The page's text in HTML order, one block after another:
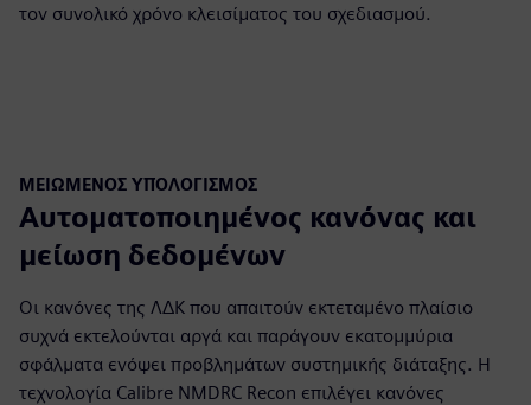
τον συνολικό χρόνο κλεισίματος του σχεδιασμού.
ΜΕΙΩΜΈΝΟΣ ΥΠΟΛΟΓΙΣΜΌΣ
Αυτοματοποιημένος κανόνας και
μείωση δεδομένων
Οι κανόνες της ΛΔΚ που απαιτούν εκτεταμένο πλαίσιο
συχνά εκτελούνται αργά και παράγουν εκατομμύρια
σφάλματα ενόψει προβλημάτων συστημικής διάταξης. Η
τεχνολογία Calibre NMDRC Recon επιλέγει κανόνες